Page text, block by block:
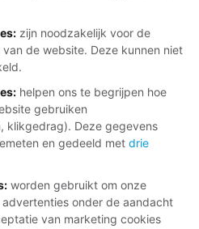
zijn noodzakelijk voor de
de website. Deze kunnen niet
: helpen ons te begrijpen hoe
gebruiken
klikgedrag). Deze gegevens
en gedeeld met drie
: worden gebruikt om onze
onder de aandacht
van marketing cookies